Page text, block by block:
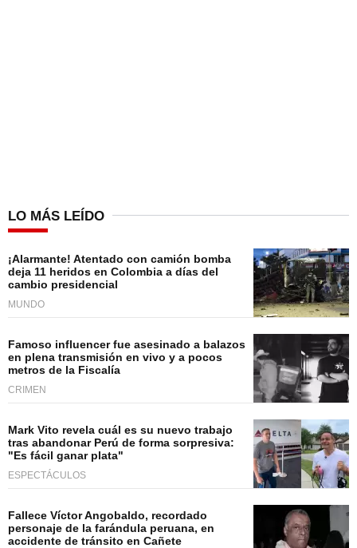
LO MÁS LEÍDO
¡Alarmante! Atentado con camión bomba
deja 11 heridos en Colombia a días del
cambio presidencial
MUNDO
Famoso influencer fue asesinado a balazos
en plena transmisión en vivo y a pocos
metros de la Fiscalía
CRIMEN
Mark Vito revela cuál es su nuevo trabajo
tras abandonar Perú de forma sorpresiva:
"Es fácil ganar plata"
ESPECTÁCULOS
Fallece Víctor Angobaldo, recordado
personaje de la farándula peruana, en
accidente de tránsito en Cañete